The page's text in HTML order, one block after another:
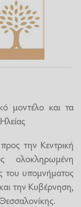
μοντέλο και τα
την Κεντρική
ολοκληρωμένη
του υπομνήματος
την Κυβέρνηση,